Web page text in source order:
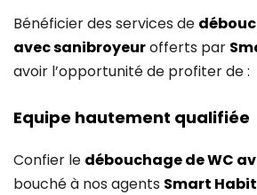
Bénéficier des services de
avec sanibroyeurofferts par
avoir l’opportunité de profiter de :
Equipe hautement qualifiée
Confier le débouchage de WC
bouché à nos agents Smart